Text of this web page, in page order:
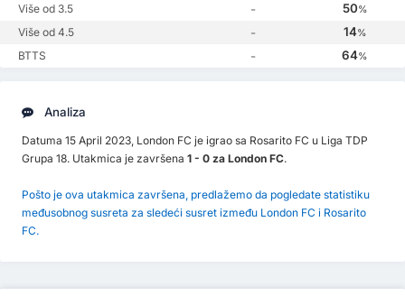
Više od 3.5 - 50%
Više od 4.5 - 14%
BTTS - 64%
Analiza
Datuma 15 April 2023, London FC je igrao sa Rosarito FC u Liga TDP
Grupa 18. Utakmica je završena 1 - 0 za London FC.
Pošto je ova utakmica završena, predlažemo da pogledate statistiku
međusobnog susreta za sledeći susret između London FC i Rosarito
FC.